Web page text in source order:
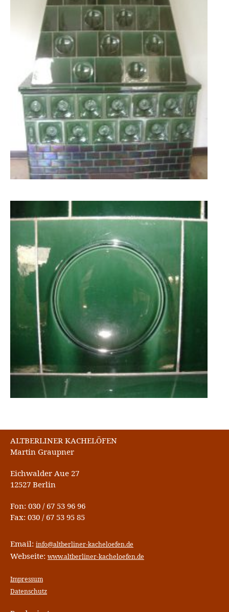
ALTBERLINER KACHELÖFEN
Martin Graupner
Eichwalder Aue 27
12527 Berlin
Fon: 030 / 67 53 96 96
Fax: 030 / 67 53 95 85
Email: info@altberliner-kacheloefen.de
Webseite: www.altberliner-kacheloefen.de
Impressum
Datenschutz